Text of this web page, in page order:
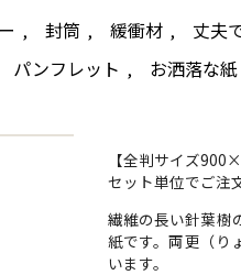
, 封筒 , 緩衝材, 丈夫
パンフレット , お洒落な紙
→
【全判サイズ
セット単位でご注
繊維の長い針葉樹
紙です。両更（り
います。